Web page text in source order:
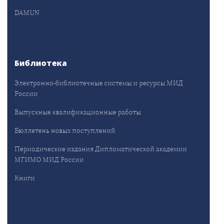
DAMUN
Библиотека
Электронно-библиотечные системы и ресурсы МИД
России
Выпускные квалификационные работы
Бюллетень новых поступлений
Периодические издания Дипломатической академии
МГИМО МИД России
Книги